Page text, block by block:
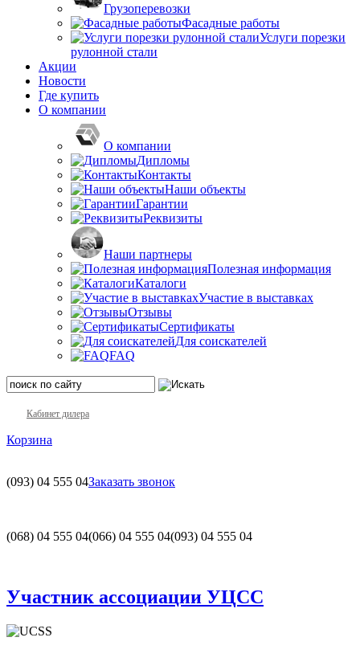
Грузоперевозки
Фасадные работы
Услуги порезки
рулонной стали
Акции
Новости
Где купить
О компании
О компании
Дипломы
Контакты
Наши объекты
Гарантии
Реквизиты
Наши партнеры
Полезная информация
Каталоги
Участие в выставках
Отзывы
Сертификаты
Для соискателей
FAQ
Кабинет дилера
Корзина
(093) 04 555 04Заказать звонок
(068) 04 555 04(066) 04 555 04(093) 04 555 04
Участник ассоциации УЦСС